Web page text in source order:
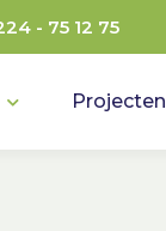
- 75 12 75
Projecten